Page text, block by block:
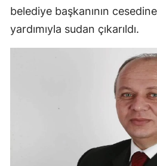
belediye başkanının
yardımıyla sudan çıkarıldı.